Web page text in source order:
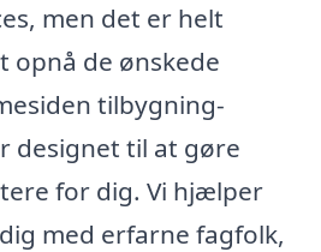
men det er helt
opnå de ønskede
tilbygning-
designet til at gøre
for dig. Vi hjælper
med erfarne fagfolk,